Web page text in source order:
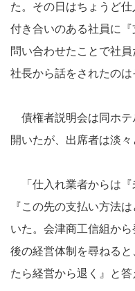
た。その日はちょうど
付き合いのある社員に
問い合わせたことで社
社長から話をされたのは
債権者説明会は同ホテ
開いたが、出席者は淡々
「仕入れ業者からは『
『この先の支払い方法
いた。会津商工信組か
後の経営体制を尋ねる
たら経営から退く』と答